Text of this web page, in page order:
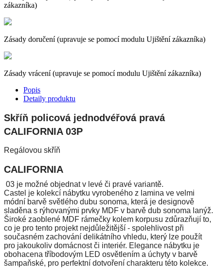
zákazníka)
Zásady doručení (upravuje se pomocí modulu Ujištění zákazníka)
Zásady vrácení (upravuje se pomocí modulu Ujištění zákazníka)
Popis
Detaily produktu
Skříň policová jednodvéřová pravá
CALIFORNIA 03P
Regálovou skříň
CALIFORNIA
03 je možné objednat v levé či pravé variantě.
Castel je kolekcí nábytku vyrobeného z lamina ve velmi
módní barvě světlého dubu sonoma, která je designově
sladěna s rýhovanými prvky MDF v barvě dub sonoma lanýž.
Široké zaoblené MDF rámečky kolem korpusu zdůrazňují to,
co je pro tento projekt nejdůležitější - spolehlivost při
současném zachování delikátního vhledu, který lze použít
pro jakoukoliv domácnost či interiér. Elegance nábytku je
obohacena tříbodovým LED osvětlením a úchyty v barvě
šampaňské, pro perfektní dotvoření charakteru této kolekce.